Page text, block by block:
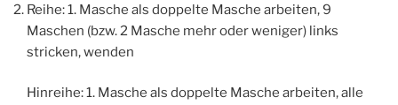
Reihe: 1. Masche als doppelte Masche arbeiten, 9
Maschen (bzw. 2 Masche mehr oder weniger) links
stricken, wenden
Hinreihe: 1. Masche als doppelte Masche arbeiten, alle